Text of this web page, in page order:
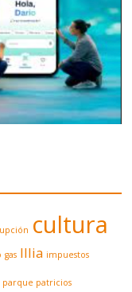
cultura
gas Illia impuestos
parque patricios